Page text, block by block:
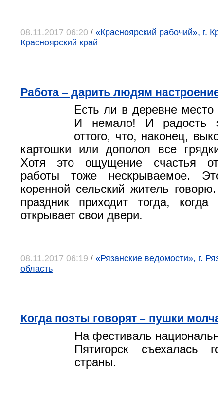
08.11.2017 06:20 / «Красноярский рабочий», г.
Красноярский край
Работа – дарить людям
Есть ли в деревне место
И немало! И радость
оттого, что, наконец,
картошки или дополол все
Хотя это ощущение счастья
работы тоже нескрываемое.
коренной сельский житель
праздник приходит тогда, когда
открывает свои двери.
08.11.2017 06:19 / «Рязанские ведомости», г.
область
Когда поэты говорят – пушки
На фестиваль
Пятигорск съехалась
страны.